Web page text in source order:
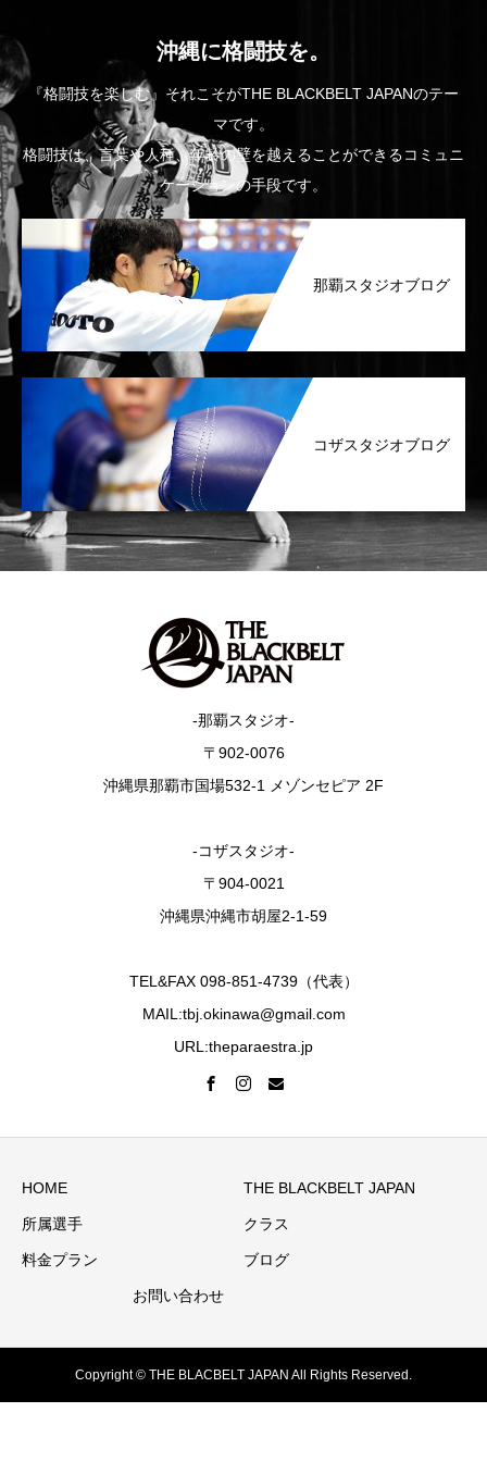
沖縄に格闘技を。
『格闘技を楽しむ』それこそがTHE BLACKBELT JAPANのテー
マです。
格闘技は、言葉や人種、年齢の壁を越えることができるコミュニ
ケーションの手段です。
那覇スタジオブログ
コザスタジオブログ
-那覇スタジオ-
〒902-0076
沖縄県那覇市国場532-1 メゾンセピア 2F
-コザスタジオ-
〒904-0021
沖縄県沖縄市胡屋2-1-59
TEL&FAX 098-851-4739（代表）
MAIL:tbj.okinawa@gmail.com
URL:theparaestra.jp
HOME THE BLACKBELT JAPAN
所属選手 クラス
料金プラン ブログ
お問い合わせ
Copyright © THE BLACBELT JAPAN All Rights Reserved.